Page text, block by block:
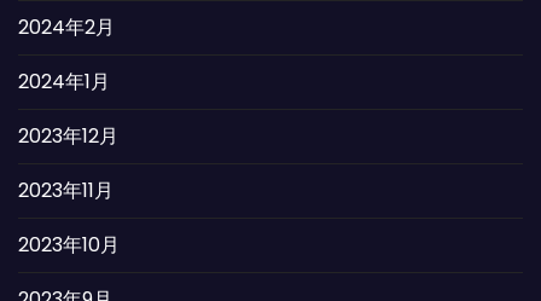
2024年2月
2024年1月
2023年12月
2023年11月
2023年10月